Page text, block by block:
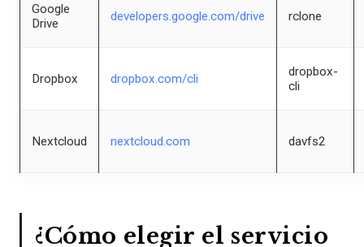
Google
Drive
developers.google.com/drive rclone
Dropbox dropbox.com/cli
dropbox-
cli
Nextcloud nextcloud.com davfs2
¿Cómo elegir el servicio